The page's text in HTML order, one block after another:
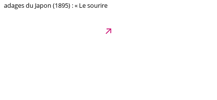
adages du Japon (1895) : « Le sourire